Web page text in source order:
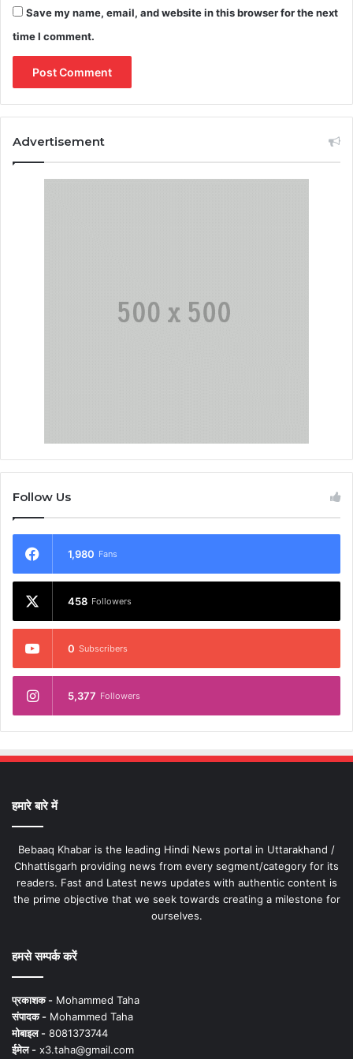
Save my name, email, and website in this browser for the next
time I comment.
Advertisement
Follow Us
1,980 Fans
458 Followers
0 Subscribers
5,377 Followers
हमारे बारे में
Bebaaq Khabar is the leading Hindi News portal in Uttarakhand /
Chhattisgarh providing news from every segment/category for its
readers. Fast and Latest news updates with authentic content is
the prime objective that we seek towards creating a milestone for
ourselves.
हमसे सम्पर्क करें
प्रकाशक - Mohammed Taha
संपादक - Mohammed Taha
मोबाइल - 8081373744
ईमेल - x3.taha@gmail.com